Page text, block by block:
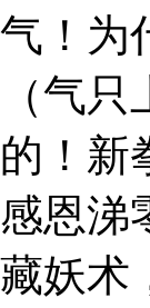
气！为
（气
的！新
感恩涕
藏妖术